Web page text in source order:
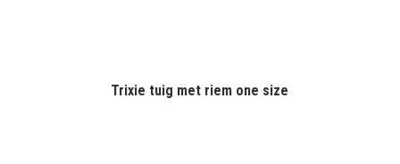
Trixie tuig met riem one size